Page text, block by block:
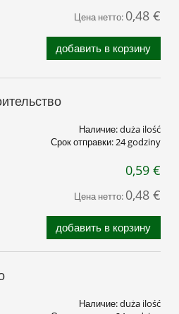
Цена нетто: 0,48 €
добавить в корзину
Наличие:duża ilość
Срок отправки:24 godziny
0,59 €
Цена нетто: 0,48 €
добавить в корзину
Наличие:duża ilość